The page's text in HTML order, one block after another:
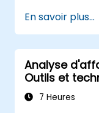
gestion du
organisation
solutions
d'entreprise
En savoir plus...
Analyse
Outils et
7 Heures